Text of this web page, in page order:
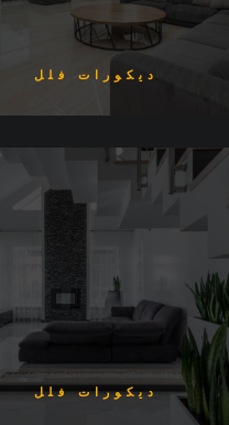
ديكورات فلل
ديكورات فلل